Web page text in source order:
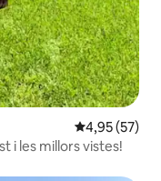
4,95 de
4,95 (57)
i les millors vistes!